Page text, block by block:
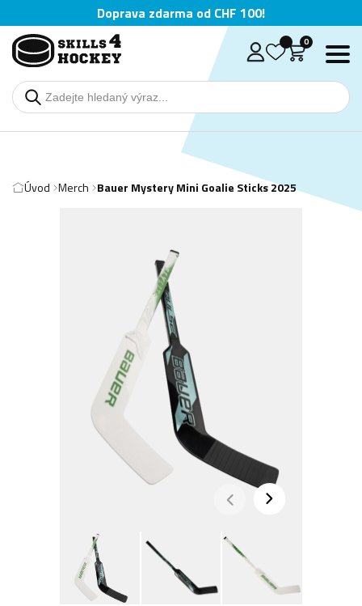
Doprava zdarma od CHF 100!
Deutsch
English
Čeština
0
Úvod Merch Bauer Mystery Mini Goalie Sticks 2025